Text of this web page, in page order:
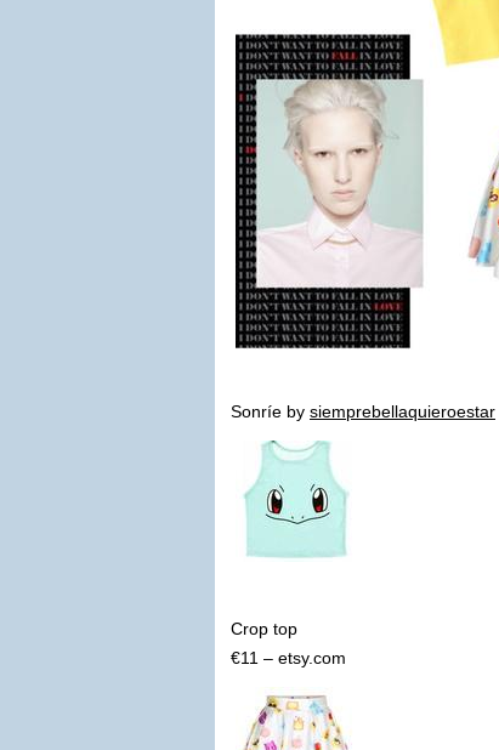
Sonríe by siemprebellaquieroestar
Crop top
€11 – etsy.com